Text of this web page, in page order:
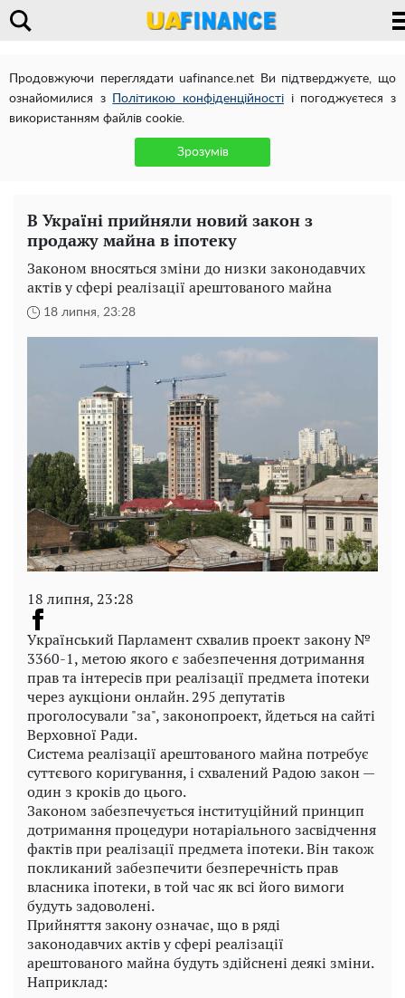
Продовжуючи переглядати uafinance.net Ви підтверджуєте, що
ознайомилися з
Політикою конфіденційності і погоджуєтеся з
використанням файлів cookie.
Зрозумів
В Україні прийняли новий закон з
продажу майна в іпотеку
Законом вносяться зміни до низки законодавчих
актів у сфері реалізації арештованого майна
18 липня, 23:28
18 липня, 23:28
Український Парламент схвалив проект закону №
3360-1, метою якого є забезпечення дотримання
прав та інтересів при реалізації предмета іпотеки
через аукціони онлайн. 295 депутатів
проголосували "за", законопроект, йдеться на сайті
Верховної Ради.
Система реалізації арештованого майна потребує
суттєвого коригування, і схвалений Радою закон —
один з кроків до цього.
Законом забезпечується інституційний принцип
дотримання процедури нотаріального засвідчення
фактів при реалізації предмета іпотеки. Він також
покликаний забезпечити безперечність прав
власника іпотеки, в той час як всі його вимоги
будуть задоволені.
Прийняття закону означає, що в ряді
законодавчих актів у сфері реалізації
арештованого майна будуть здійснені деякі зміни.
Наприклад: